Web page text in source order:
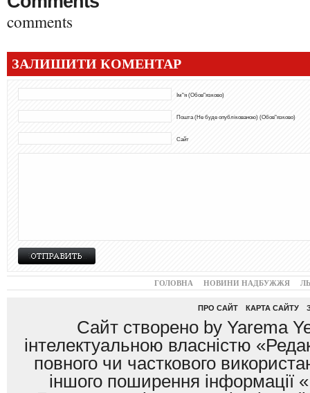
comments
ЗАЛИШИТИ КОМЕНТАР
Ім"я (Обов"язково)
Пошта (Не буде опублікованою) (Обов"язково)
Сайт
ГОЛОВНА НОВИНИ НАДБУЖЖЯ
ПРО САЙТ КАРТА САЙТУ
Сайт створено by Yarema
інтелектуальною власністю
повного чи часткового
іншого поширення інформації